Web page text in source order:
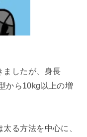
ましたが、身長
から10kg以上の増
る方法を中心に、